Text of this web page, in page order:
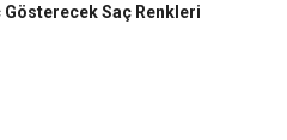
Gösterecek Saç Renkleri